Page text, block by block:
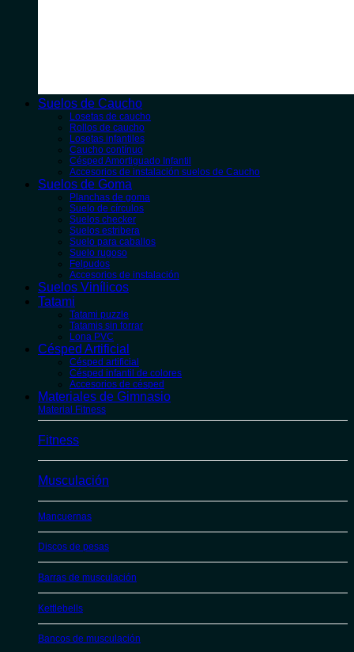
Suelos de Caucho
Losetas de caucho
Rollos de caucho
Losetas infantiles
Caucho contínuo
Césped Amortiguado Infantil
Accesorios de instalación suelos de Caucho
Suelos de Goma
Planchas de goma
Suelo de círculos
Suelos checker
Suelos estribera
Suelo para caballos
Suelo rugoso
Felpudos
Accesorios de instalación
Suelos Vinílicos
Tatami
Tatami puzzle
Tatamis sin forrar
Lona PVC
Césped Artificial
Césped artificial
Césped infantil de colores
Accesorios de césped
Materiales de Gimnasio
Material Fitness
Fitness
Musculación
Mancuernas
Discos de pesas
Barras de musculación
Kettlebells
Bancos de musculación